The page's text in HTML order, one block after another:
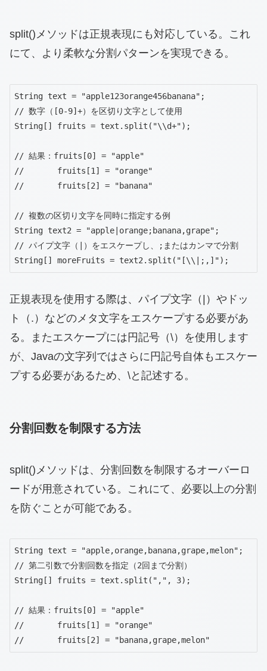
split()メソッドは正規表現にも対応している。これ
にて、より柔軟な分割パターンを実現できる。
String text = "apple123orange456banana";
// 数字（[0-9]+）を区切り文字として使用
String[] fruits = text.split("\\d+");
// 結果：fruits[0] = "apple"
//       fruits[1] = "orange"
//       fruits[2] = "banana"
// 複数の区切り文字を同時に指定する例
String text2 = "apple|orange;banana,grape";
// パイプ文字（|）をエスケープし、;またはカンマで分割
String[] moreFruits = text2.split("[\\|;,]");
正規表現を使用する際は、パイプ文字（|）やドッ
ト（.）などのメタ文字をエスケープする必要があ
る。またエスケープには円記号（\）を使用します
が、Javaの文字列ではさらに円記号自体もエスケー
プする必要があるため、\と記述する。
分割回数を制限する方法
split()メソッドは、分割回数を制限するオーバーロ
ードが用意されている。これにて、必要以上の分割
を防ぐことが可能である。
String text = "apple,orange,banana,grape,melon";
// 第二引数で分割回数を指定（2回まで分割）
String[] fruits = text.split(",", 3);
// 結果：fruits[0] = "apple"
//       fruits[1] = "orange"
//       fruits[2] = "banana,grape,melon"